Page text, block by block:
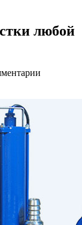
любой